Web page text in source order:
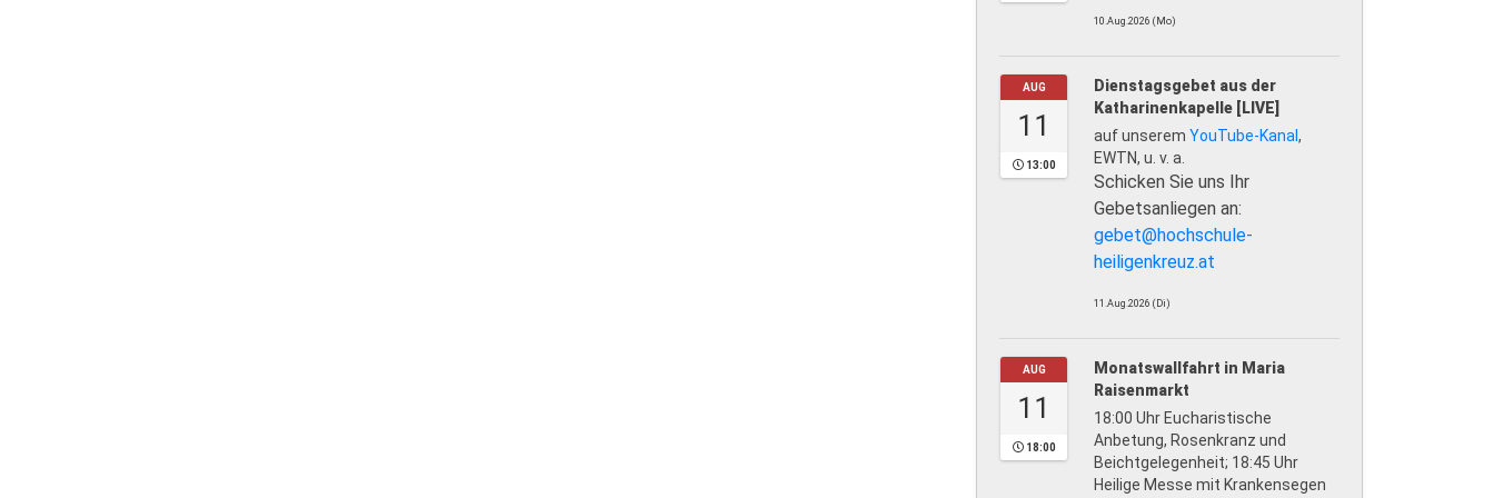
10.Aug.2026 (Mo)
AUG
11
13:00
Dienstagsgebet aus der
Katharinenkapelle [LIVE]
auf unserem YouTube-Kanal ,
EWTN, u. v. a.
Schicken Sie uns Ihr
Gebetsanliegen an:
gebet@hochschule-
heiligenkreuz.at
11.Aug.2026 (Di)
AUG
11
18:00
Monatswallfahrt in Maria
Raisenmarkt
18:00 Uhr Eucharistische
Anbetung, Rosenkranz und
Beichtgelegenheit; 18:45 Uhr
Heilige Messe mit Krankensegen